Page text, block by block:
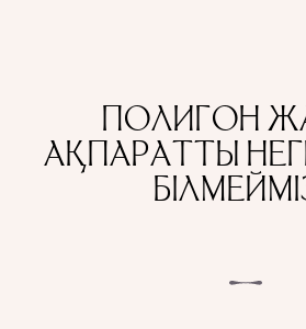
ПОЛИГОН
АҚПАРАТТЫ